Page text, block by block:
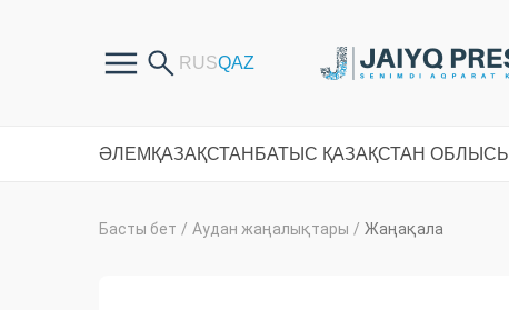
ӘЛЕМ ҚАЗАҚСТАН БАТЫС ҚАЗАҚСТАН ОБЛЫСЫ
Басты бет / Аудан жаңалықтары / Жаңақала